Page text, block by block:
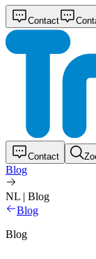
Contact
Contact
Blog
NL | Blog
Blog
Blog